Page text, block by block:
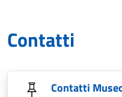
Contatti
Contatti